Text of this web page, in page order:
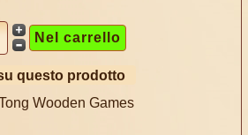
questo prodotto
Wooden Games